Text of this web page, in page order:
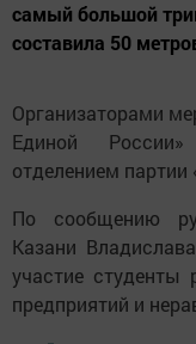
самый большой
составила 50
Организаторами
Единой
отделением партии
По сообщению
Казани
участие студенты
предприятий и